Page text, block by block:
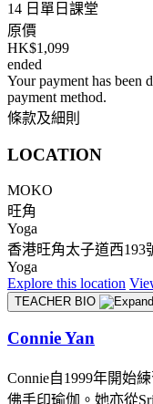
14 日單日課堂
原價
HK$1,099
ended
Your payment has been
payment method.
條款及細則
LOCATION
MOKO
旺角
Yoga
香港旺角太子道西193
Yoga
Explore this location
TEACHER BIO
Connie Yan
Connie自1999年開始
佛手印瑜伽。她亦從